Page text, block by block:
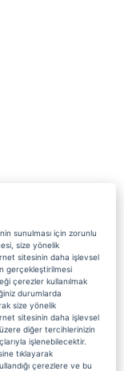
sunulması için zorunlu
size yönelik
sitesinin daha işlevsel
gerçekleştirilmesi
çerezler kullanılmak
durumlarda
size yönelik
sitesinin daha işlevsel
diğer tercihlerinizin
işlenebilecektir.
tıklayarak
çerezlere ve bu